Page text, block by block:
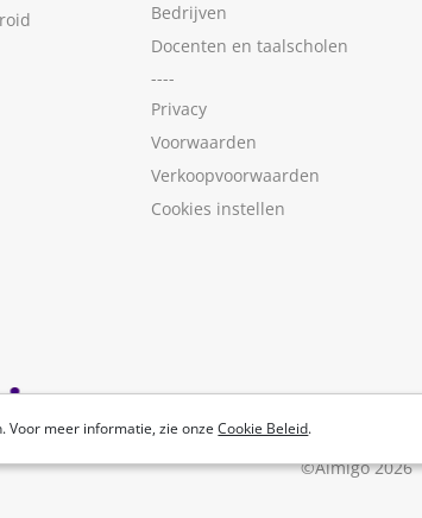
Voor meer informatie, zie onzeCookie Beleid.
Bedrijven
Docenten en taalscholen
----
Privacy
Voorwaarden
Verkoopvoorwaarden
Cookies instellen
©Aimigo 2026